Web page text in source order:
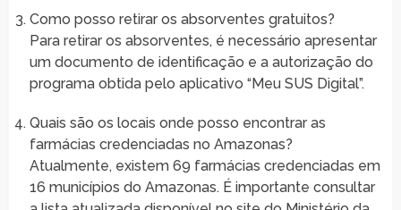
Como posso retirar os absorventes gratuitos?
Para retirar os absorventes, é necessário apresentar
um documento de identificação e a autorização do
programa obtida pelo aplicativo “Meu SUS Digital”.
Quais são os locais onde posso encontrar as
farmácias credenciadas no Amazonas?
Atualmente, existem 69 farmácias credenciadas em
16 municípios do Amazonas. É importante consultar